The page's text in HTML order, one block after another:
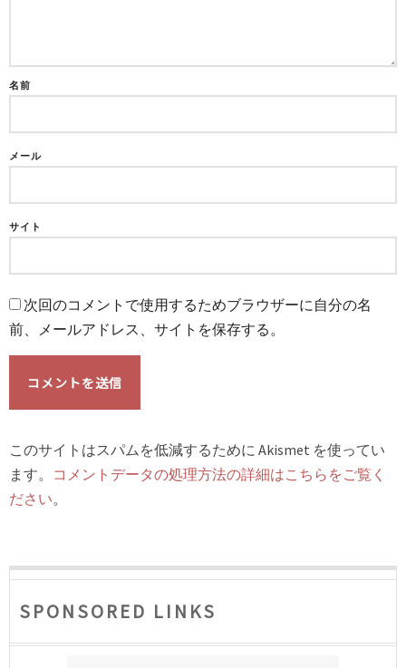
名前
メール
サイト
次回のコメントで使用するためブラウザーに自分の名
前、メールアドレス、サイトを保存する。
このサイトはスパムを低減するために Akismet を使ってい
ます。 コメントデータの処理方法の詳細はこちらをご覧く
ださい。
SPONSORED LINKS